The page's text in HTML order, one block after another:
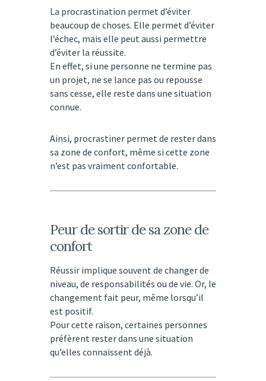
La procrastination permet d’éviter
beaucoup de choses. Elle permet d’éviter
l’échec, mais elle peut aussi permettre
d’éviter la réussite.
En effet, si une personne ne termine pas
un projet, ne se lance pas ou repousse
sans cesse, elle reste dans une situation
connue.
Ainsi, procrastiner permet de rester dans
sa zone de confort, même si cette zone
n’est pas vraiment confortable.
Peur de sortir de sa zone de
confort
Réussir implique souvent de changer de
niveau, de responsabilités ou de vie. Or, le
changement fait peur, même lorsqu’il
est positif.
Pour cette raison, certaines personnes
préfèrent rester dans une situation
qu’elles connaissent déjà.